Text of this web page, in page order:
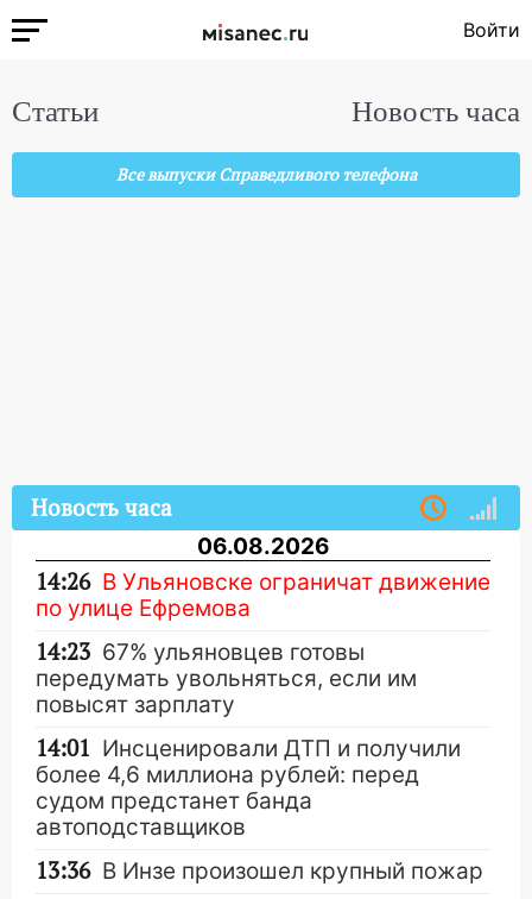
Войти
Статьи Новость часа
Все выпуски Справедливого телефона
Новость часа
06.08.2026
14:26 В Ульяновске ограничат движение
по улице Ефремова
14:23 67% ульяновцев готовы
передумать увольняться, если им
повысят зарплату
14:01 Инсценировали ДТП и получили
более 4,6 миллиона рублей: перед
судом предстанет банда
автоподставщиков
13:36 В Инзе произошел крупный пожар